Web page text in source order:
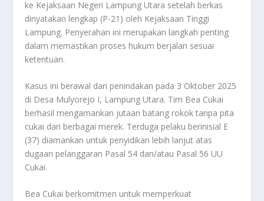
ke Kejaksaan Negeri Lampung Utara setelah berkas
dinyatakan lengkap (P-21) oleh Kejaksaan Tinggi
Lampung. Penyerahan ini merupakan langkah penting
dalam memastikan proses hukum berjalan sesuai
ketentuan.
Kasus ini berawal dari penindakan pada 3 Oktober 2025
di Desa Mulyorejo I, Lampung Utara. Tim Bea Cukai
berhasil mengamankan jutaan batang rokok tanpa pita
cukai dari berbagai merek. Terduga pelaku berinisial E
(37) diamankan untuk penyidikan lebih lanjut atas
dugaan pelanggaran Pasal 54 dan/atau Pasal 56 UU
Cukai.
Bea Cukai berkomitmen untuk memperkuat